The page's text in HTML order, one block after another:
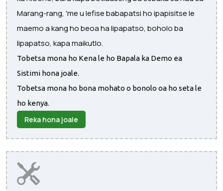
Marang-rang, 'me u lefise babapatsi ho ipapisitse le
maemo a kang ho beoa ha lipapatso, boholo ba
lipapatso, kapa maikutlo.
Tobetsa mona ho Kena le ho Bapala ka Demo ea
Sistimi hona joale.
Tobetsa mona ho bona mohato o bonolo oa ho seta le
ho kenya.
Reka hona joale